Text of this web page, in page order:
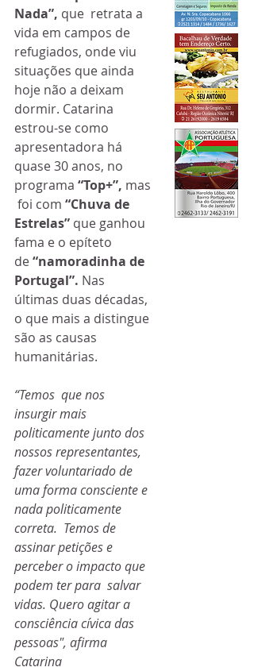
Nada”, que  retrata a
vida em campos de
refugiados, onde viu
situações que ainda
hoje não a deixam
dormir. Catarina
estrou-se como
apresentadora há
quase 30 anos, no
programa “Top+”, mas
foi com “Chuva de
Estrelas” que ganhou
fama e o epíteto
de “namoradinha de
Portugal”. Nas
últimas duas décadas,
o que mais a distingue
são as causas
humanitárias.
“Temos  que nos
insurgir mais
politicamente junto dos
nossos representantes,
fazer voluntariado de
uma forma consciente e
nada politicamente
correta.  Temos de
assinar petições e
perceber o impacto que
podem ter para  salvar
vidas. Quero agitar a
consciência cívica das
pessoas", afirma
Catarina